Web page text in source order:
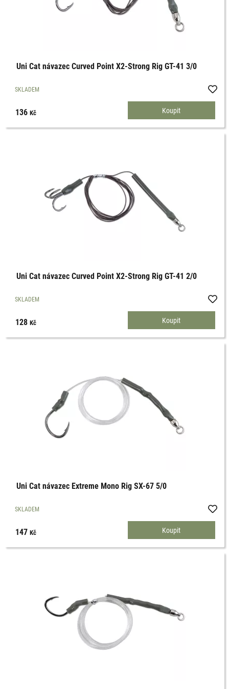
Uni Cat návazec Curved Point X2-Strong Rig GT-41 3/0
SKLADEM
136Kč
Uni Cat návazec Curved Point X2-Strong Rig GT-41 2/0
SKLADEM
128Kč
Uni Cat návazec Extreme Mono Rig SX-67 5/0
SKLADEM
147Kč